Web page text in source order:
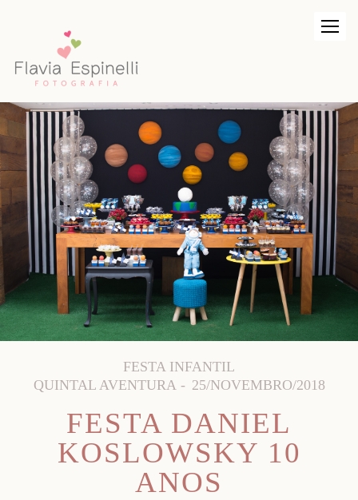
FESTA INFANTIL
QUINTAL AVENTURA
25/NOVEMBRO/2018
FESTA DANIEL
KOSLOWSKY 10
ANOS